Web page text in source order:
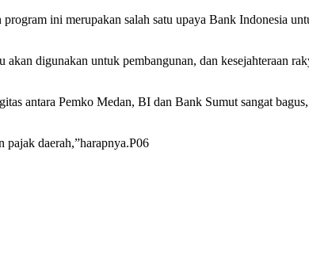
ini merupakan salah satu upaya Bank Indonesia
digunakan untuk pembangunan, dan kesejahteraan
antara Pemko Medan, BI dan Bank Sumut sangat
pajak daerah,”harapnya.P06